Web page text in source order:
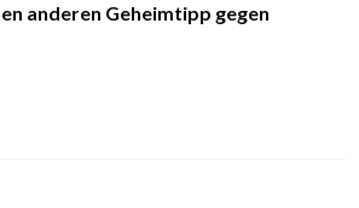
anderen Geheimtipp gegen